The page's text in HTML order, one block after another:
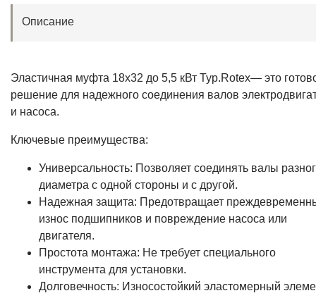
Описание
Эластичная муфта 18х32 до 5,5 кВт Typ.Rotex— это
решение для надежного соединения валов
и насоса.
Ключевые преимущества:
Универсальность: Позволяет соединять валы
диаметра с одной стороны и с другой.
Надежная защита: Предотвращает
износ подшипников и повреждение насоса или
двигателя.
Простота монтажа: Не требует специального
инструмента для установки.
Долговечность: Износостойкий эластомерный